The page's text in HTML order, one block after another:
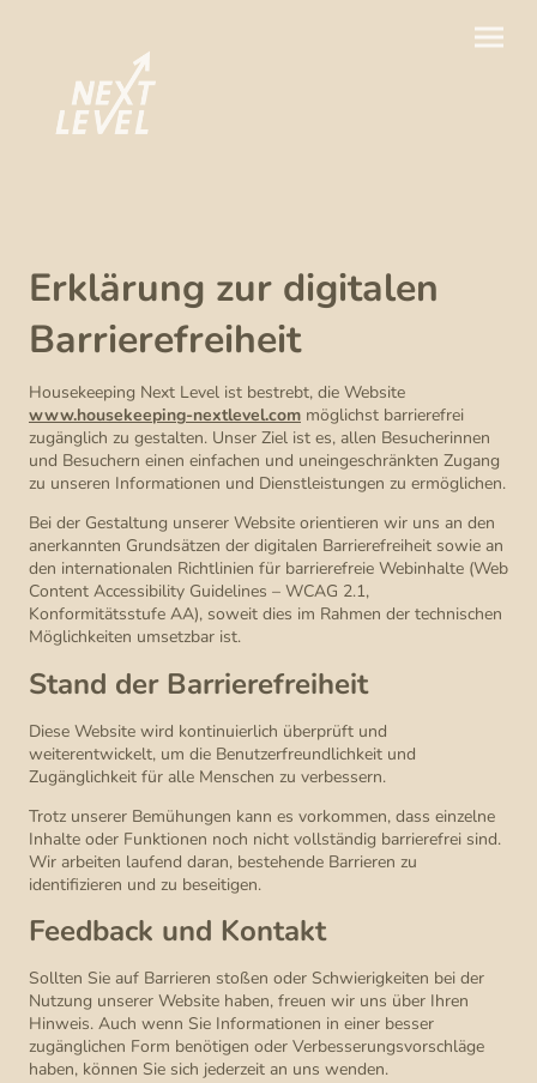
Erklärung zur digitalen
Barrierefreiheit
Housekeeping Next Level ist bestrebt, die Website
www.housekeeping-nextlevel.com möglichst barrierefrei
zugänglich zu gestalten. Unser Ziel ist es, allen Besucherinnen
und Besuchern einen einfachen und uneingeschränkten Zugang
zu unseren Informationen und Dienstleistungen zu ermöglichen.
Bei der Gestaltung unserer Website orientieren wir uns an den
anerkannten Grundsätzen der digitalen Barrierefreiheit sowie an
den internationalen Richtlinien für barrierefreie Webinhalte (Web
Content Accessibility Guidelines – WCAG 2.1,
Konformitätsstufe AA), soweit dies im Rahmen der technischen
Möglichkeiten umsetzbar ist.
Stand der Barrierefreiheit
Diese Website wird kontinuierlich überprüft und
weiterentwickelt, um die Benutzerfreundlichkeit und
Zugänglichkeit für alle Menschen zu verbessern.
Trotz unserer Bemühungen kann es vorkommen, dass einzelne
Inhalte oder Funktionen noch nicht vollständig barrierefrei sind.
Wir arbeiten laufend daran, bestehende Barrieren zu
identifizieren und zu beseitigen.
Feedback und Kontakt
Sollten Sie auf Barrieren stoßen oder Schwierigkeiten bei der
Nutzung unserer Website haben, freuen wir uns über Ihren
Hinweis. Auch wenn Sie Informationen in einer besser
zugänglichen Form benötigen oder Verbesserungsvorschläge
haben, können Sie sich jederzeit an uns wenden.